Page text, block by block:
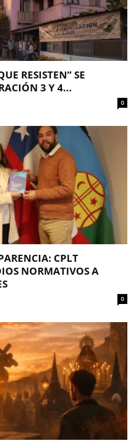
RESISTEN” SE
3 Y 4...
0
CPLT
NORMATIVOS A
0